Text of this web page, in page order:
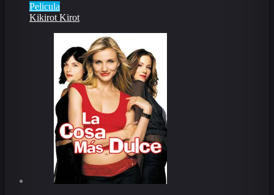
Pelicula
Kikirot Kirot